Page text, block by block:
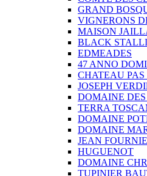
GRAND
VIGNERONS
MAISON
BLACK
EDMEADES
47 ANNO
CHATEAU
JOSEPH
DOMAINE
TERRA
DOMAINE
DOMAINE
JEAN
HUGUENOT
DOMAINE
TUPINIER